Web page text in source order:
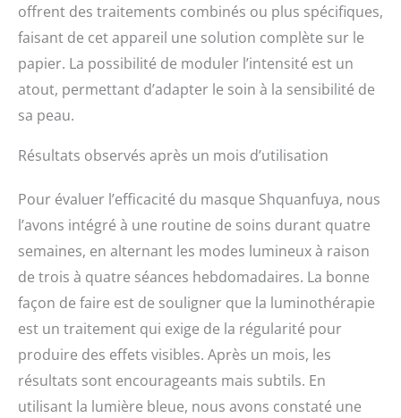
offrent des traitements combinés ou plus spécifiques,
faisant de cet appareil une solution complète sur le
papier. La possibilité de moduler l’intensité est un
atout, permettant d’adapter le soin à la sensibilité de
sa peau.
Résultats observés après un mois d’utilisation
Pour évaluer l’efficacité du masque Shquanfuya, nous
l’avons intégré à une routine de soins durant quatre
semaines, en alternant les modes lumineux à raison
de trois à quatre séances hebdomadaires. La bonne
façon de faire est de souligner que la luminothérapie
est un traitement qui exige de la régularité pour
produire des effets visibles. Après un mois, les
résultats sont encourageants mais subtils. En
utilisant la lumière bleue, nous avons constaté une